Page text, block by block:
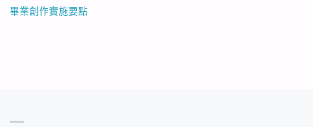
畢業創作實施要點